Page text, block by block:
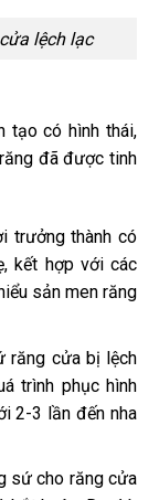
lệch lạc
tạo có hình thái,
đã được tinh
trưởng thành có
kết hợp với các
sản men răng
răng cửa bị lệch
trình phục hình
2-3 lần đến nha
sứ cho răng cửa